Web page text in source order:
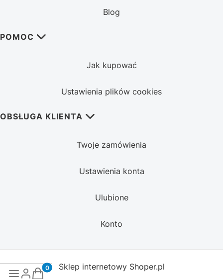
Blog
POMOC
Jak kupować
Ustawienia plików cookies
OBSŁUGA KLIENTA
Twoje zamówienia
Ustawienia konta
Ulubione
Konto
Sklep internetowy Shoper.pl
Produkty w koszyku: 0. Zobacz szczegóły